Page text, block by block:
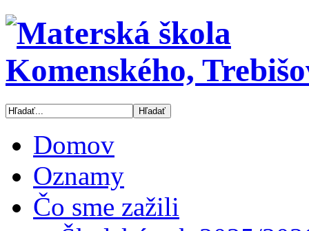
Domov
Oznamy
Čo sme zažili